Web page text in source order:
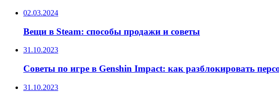
02.03.2024
Вещи в Steam: способы продажи и советы
31.10.2023
Советы по игре в Genshin Impact: как разблокировать
31.10.2023